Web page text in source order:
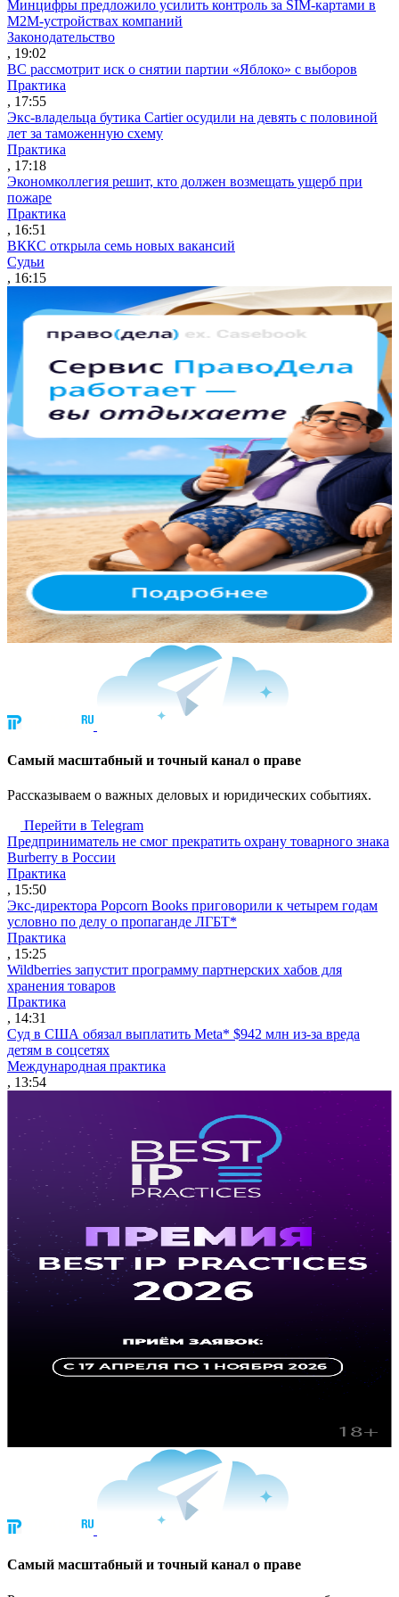
Минцифры предложило усилить контроль за SIM-картами в
M2M-устройствах компаний
Законодательство
, 19:02
ВС рассмотрит иск о снятии партии «Яблоко» с выборов
Практика
, 17:55
Экс-владельца бутика Cartier осудили на девять с половиной
лет за таможенную схему
Практика
, 17:18
Экономколлегия решит, кто должен возмещать ущерб при
пожаре
Практика
, 16:51
ВККС открыла семь новых вакансий
Судьи
, 16:15
Cамый масштабный и точный канал о праве
Рассказываем о важных деловых и юридических событиях.
Перейти в Telegram
Предприниматель не смог прекратить охрану товарного знака
Burberry в России
Практика
, 15:50
Экс-директора Popcorn Books приговорили к четырем годам
условно по делу о пропаганде ЛГБТ*
Практика
, 15:25
Wildberries запустит программу партнерских хабов для
хранения товаров
Практика
, 14:31
Суд в США обязал выплатить Meta* $942 млн из-за вреда
детям в соцсетях
Международная практика
, 13:54
Cамый масштабный и точный канал о праве